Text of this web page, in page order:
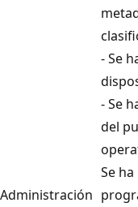
- Se
- Se
del
Administración
Se